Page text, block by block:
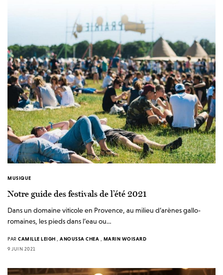
MUSIQUE
Notre guide des festivals de l’été 2021
Dans un domaine viticole en Provence, au milieu d’arènes gallo-
romaines, les pieds dans l’eau ou…
PAR CAMILLE LEIGH , ANOUSSA CHEA , MARIN WOISARD
9 JUIN 2021